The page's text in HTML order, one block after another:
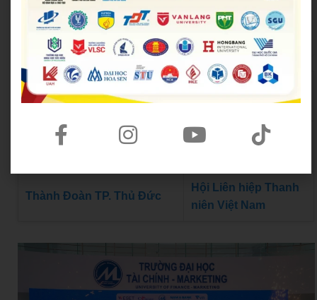
Đoàn Thanh niên Bộ Giáo d
ục và Đào tạo
Hội Sinh viên Việt Na
Trung tâm Hỗ trợ Học sinh,
Thành Đoàn TP.HCM
Thành Đoàn TP. Thủ Đức
Hội Liên hiệp Thanh
niên Việt Nam